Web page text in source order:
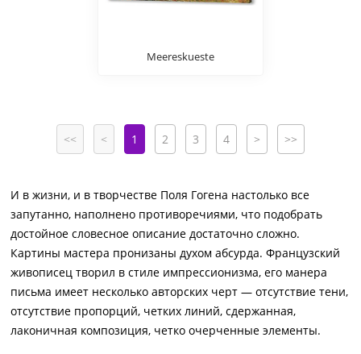
Meereskueste
<< < 1 2 3 4 > >>
И в жизни, и в творчестве Поля Гогена настолько все
запутанно, наполнено противоречиями, что подобрать
достойное словесное описание достаточно сложно.
Картины мастера пронизаны духом абсурда. Французский
живописец творил в стиле импрессионизма, его манера
письма имеет несколько авторских черт — отсутствие тени,
отсутствие пропорций, четких линий, сдержанная,
лаконичная композиция, четко очерченные элементы.